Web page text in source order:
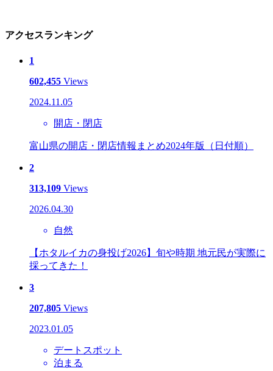
アクセスランキング
1
602,455 Views
2024.11.05
開店・閉店
富山県の開店・閉店情報まとめ2024年版（日付順）
2
313,109 Views
2026.04.30
自然
【ホタルイカの身投げ2026】旬や時期 地元民が実際に
採ってきた！
3
207,805 Views
2023.01.05
デートスポット
泊まる